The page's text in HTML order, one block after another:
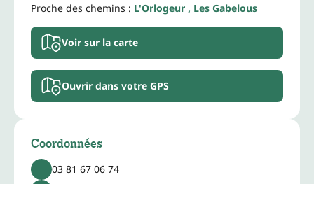
Proche des chemins : L'Orlogeur , Les Gabelous
Voir sur la carte
Ouvrir dans votre GPS
Coordonnées
03 81 67 06 74